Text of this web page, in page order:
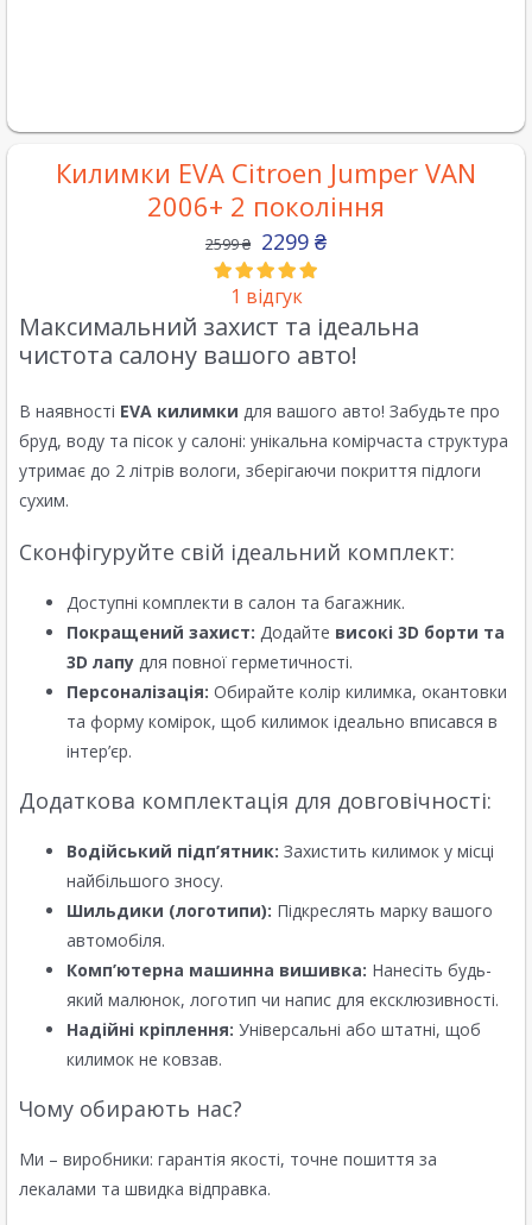
Килимки EVA Citroen Jumper VAN
2006+ 2 покоління
2599₴ 2299 ₴
1 відгук
Максимальний захист та ідеальна
чистота салону вашого авто!
В наявності EVA килимки для вашого авто! Забудьте про
бруд, воду та пісок у салоні: унікальна комірчаста структура
утримає до 2 літрів вологи, зберігаючи покриття підлоги
сухим.
Сконфігуруйте свій ідеальний комплект:
Доступні комплекти в салон та багажник.
Покращений захист: Додайте високі 3D борти та
3D лапу для повної герметичності.
Персоналізація: Обирайте колір килимка, окантовки
та форму комірок, щоб килимок ідеально вписався в
інтер’єр.
Додаткова комплектація для довговічності:
Водійський підп’ятник: Захистить килимок у місці
найбільшого зносу.
Шильдики (логотипи): Підкреслять марку вашого
автомобіля.
Комп’ютерна машинна вишивка: Нанесіть будь-
який малюнок, логотип чи напис для ексклюзивності.
Надійні кріплення: Універсальні або штатні, щоб
килимок не ковзав.
Чому обирають нас?
Ми – виробники: гарантія якості, точне пошиття за
лекалами та швидка відправка.